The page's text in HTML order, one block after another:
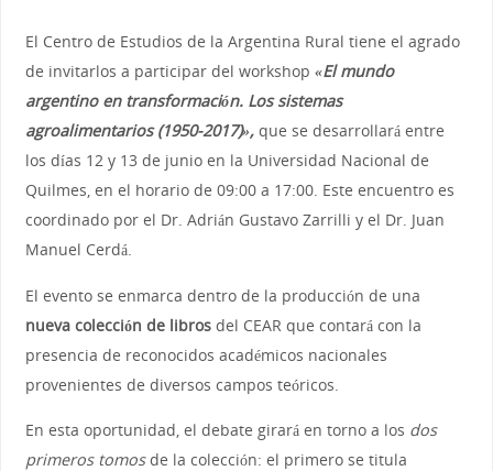
El Centro de Estudios de la Argentina Rural tiene el agrado
de invitarlos a participar del workshop «El mundo
argentino en transformación. Los sistemas
agroalimentarios (1950-2017)», que se desarrollará entre
los días 12 y 13 de junio en la Universidad Nacional de
Quilmes, en el horario de 09:00 a 17:00. Este encuentro es
coordinado por el Dr. Adrián Gustavo Zarrilli y el Dr. Juan
Manuel Cerdá.
El evento se enmarca dentro de la producción de una
nueva colección de librosdel CEAR que contará con la
presencia de reconocidos académicos nacionales
provenientes de diversos campos teóricos.
En esta oportunidad, el debate girará en torno a los dos
primeros tomosde la colección: el primero se titula